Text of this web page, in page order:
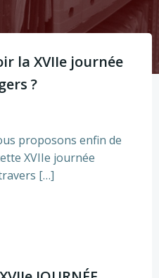
la XVIIe journée
?
proposons enfin de
XVIIe journée
[…]